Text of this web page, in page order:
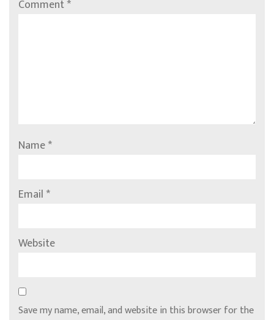
Comment*
Name*
Email*
Website
Save my name, email, and website in this browser for the